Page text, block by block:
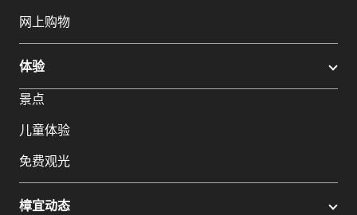
网上购物
体验
景点
儿童体验
免费观光
樟宜动态